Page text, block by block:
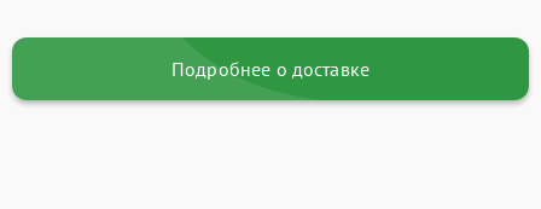
Подробнее о доставке